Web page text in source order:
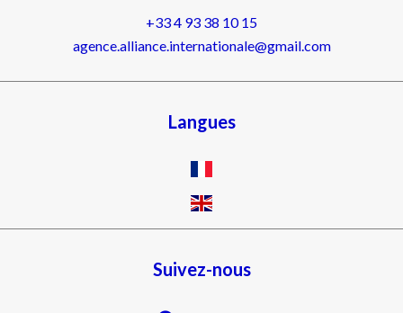
+33 4 93 38 10 15
agence.alliance.internationale@gmail.com
Langues
Suivez-nous